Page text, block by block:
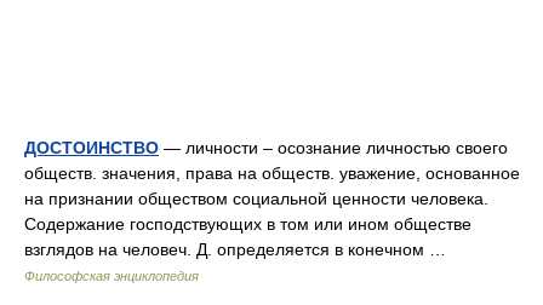
ДОСТОИНСТВО — личности – осознание личностью своего
обществ. значения, права на обществ. уважение, основанное
на признании обществом социальной ценности человека.
Содержание господствующих в том или ином обществе
взглядов на человеч. Д. определяется в конечном …
Философская энциклопедия